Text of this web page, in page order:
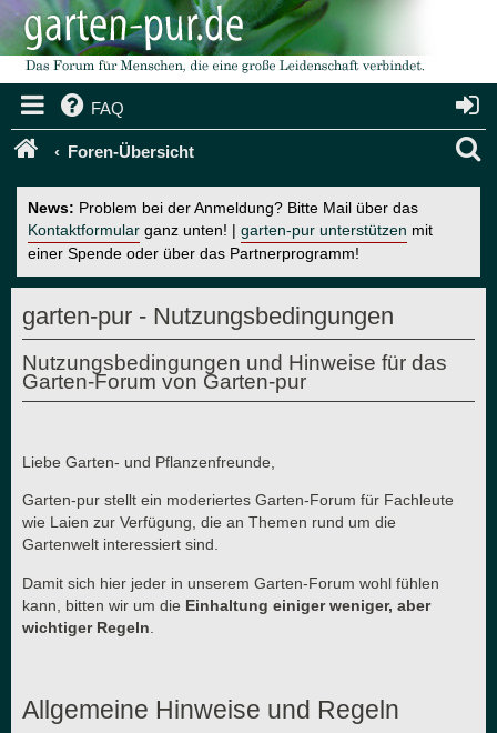
FAQ
Foren-Übersicht
News: Problem bei der Anmeldung? Bitte Mail über das
Kontaktformular ganz unten! | garten-pur unterstützen mit
einer Spende oder über das Partnerprogramm!
garten-pur - Nutzungsbedingungen
Nutzungsbedingungen und Hinweise für das
Garten-Forum von Garten-pur
Liebe Garten- und Pflanzenfreunde,
Garten-pur stellt ein moderiertes Garten-Forum für Fachleute
wie Laien zur Verfügung, die an Themen rund um die
Gartenwelt interessiert sind.
Damit sich hier jeder in unserem Garten-Forum wohl fühlen
kann, bitten wir um die Einhaltung einiger weniger, aber
wichtiger Regeln
Allgemeine Hinweise und Regeln